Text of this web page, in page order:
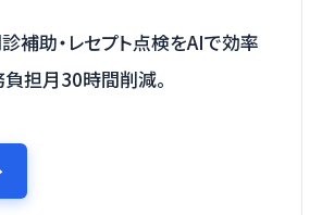
補助・レセプト点検をAIで効率
担月30時間削減。